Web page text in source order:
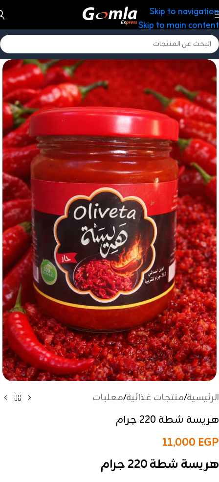
Skip to navigation
Skip to main content
الرئيسية/منتجات غذائية/معلبات
هريسة شطة 220 جرام
11,000 EGP
هريسة شطة 220 جرام